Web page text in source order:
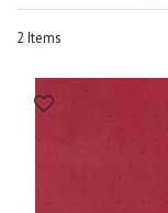
2 Items